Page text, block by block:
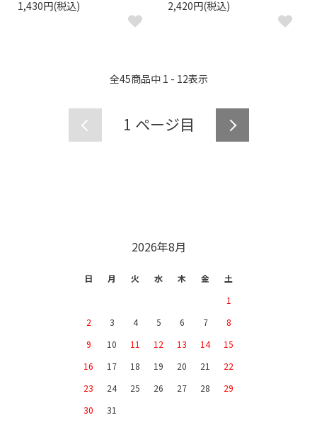
1,430円(税込) 2,420円(税込)
全45商品中 1 - 12表示
1 ページ目
2026年8月
日 月 火 水 木 金
土
1
2
3 4 5 6 7
8
9
10 11 12 13 14
15
16
17 18 19 20 21
22
23
24 25 26 27 28
29
30
31